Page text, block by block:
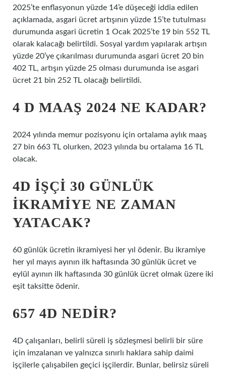
2025’te enflasyonun yüzde 14’e düşeceği iddia edilen
açıklamada, asgari ücret artışının yüzde 15’te tutulması
durumunda asgari ücretin 1 Ocak 2025’te 19 bin 552 TL
olarak kalacağı belirtildi. Sosyal yardım yapılarak artışın
yüzde 20’ye çıkarılması durumunda asgari ücret 20 bin
402 TL, artışın yüzde 25 olması durumunda ise asgari
ücret 21 bin 252 TL olacağı belirtildi.
4 D MAAŞ 2024 NE KADAR?
2024 yılında memur pozisyonu için ortalama aylık maaş
27 bin 663 TL olurken, 2023 yılında bu ortalama 16 TL
olacak.
4D IŞÇI 30 GÜNLÜK
IKRAMIYE NE ZAMAN
YATACAK?
60 günlük ücretin ikramiyesi her yıl ödenir. Bu ikramiye
her yıl mayıs ayının ilk haftasında 30 günlük ücret ve
eylül ayının ilk haftasında 30 günlük ücret olmak üzere iki
eşit taksitte ödenir.
657 4D NEDIR?
4D çalışanları, belirli süreli iş sözleşmesi belirli bir süre
için imzalanan ve yalnızca sınırlı haklara sahip daimi
işçilerle çalışabilen geçici işçilerdir. Bunlar, belirsiz süreli